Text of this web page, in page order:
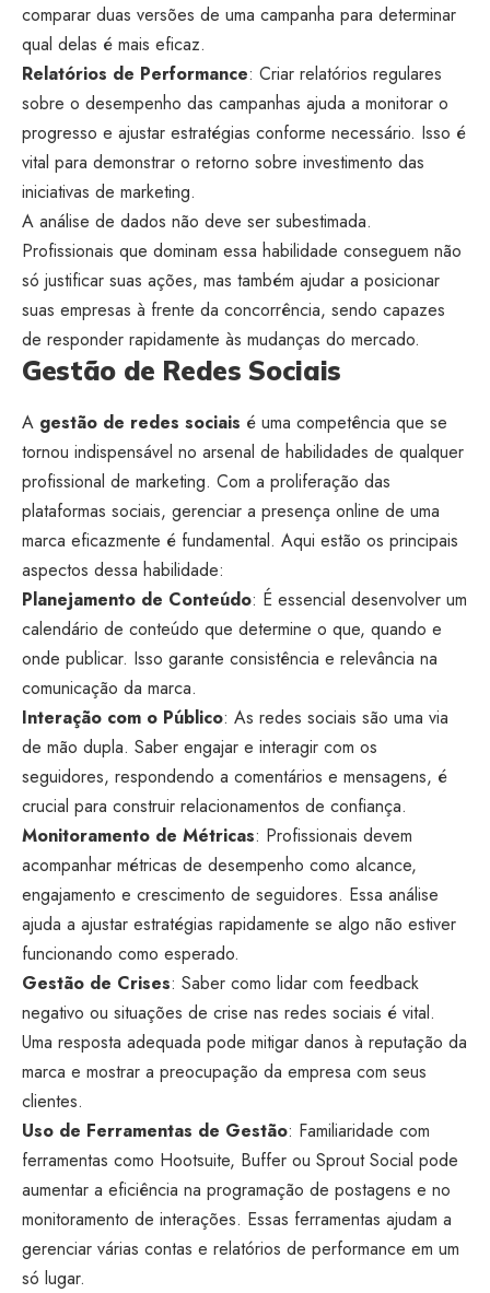
comparar duas versões de uma campanha para determinar
qual delas é mais eficaz.
Relatórios de Performance: Criar relatórios regulares
sobre o desempenho das campanhas ajuda a monitorar o
progresso e ajustar estratégias conforme necessário. Isso é
vital para demonstrar o retorno sobre investimento das
iniciativas de marketing.
A análise de dados não deve ser subestimada.
Profissionais que dominam essa habilidade conseguem não
só justificar suas ações, mas também ajudar a posicionar
suas empresas à frente da concorrência, sendo capazes
de responder rapidamente às mudanças do mercado.
Gestão de Redes Sociais
A gestão de redes sociais é uma competência que se
tornou indispensável no arsenal de habilidades de qualquer
profissional de marketing. Com a proliferação das
plataformas sociais, gerenciar a presença online de uma
marca eficazmente é fundamental. Aqui estão os principais
aspectos dessa habilidade:
Planejamento de Conteúdo: É essencial desenvolver um
calendário de conteúdo que determine o que, quando e
onde publicar. Isso garante consistência e relevância na
comunicação da marca.
Interação com o Público: As redes sociais são uma via
de mão dupla. Saber engajar e interagir com os
seguidores, respondendo a comentários e mensagens, é
crucial para construir relacionamentos de confiança.
Monitoramento de Métricas: Profissionais devem
acompanhar métricas de desempenho como alcance,
engajamento e crescimento de seguidores. Essa análise
ajuda a ajustar estratégias rapidamente se algo não estiver
funcionando como esperado.
Gestão de Crises: Saber como lidar com feedback
negativo ou situações de crise nas redes sociais é vital.
Uma resposta adequada pode mitigar danos à reputação da
marca e mostrar a preocupação da empresa com seus
clientes.
Uso de Ferramentas de Gestão: Familiaridade com
ferramentas como Hootsuite, Buffer ou Sprout Social pode
aumentar a eficiência na programação de postagens e no
monitoramento de interações. Essas ferramentas ajudam a
gerenciar várias contas e relatórios de performance em um
só lugar.